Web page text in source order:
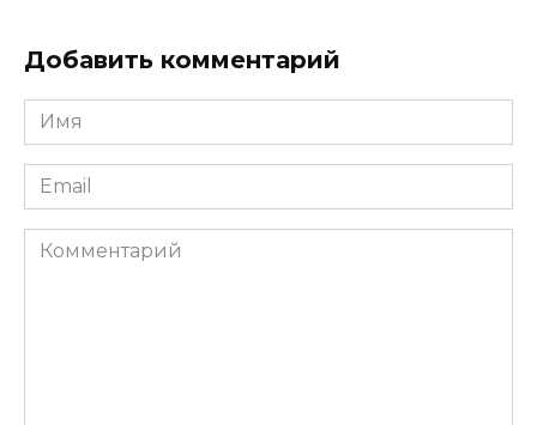
Добавить комментарий
Имя
*
Email
*
Комментарий